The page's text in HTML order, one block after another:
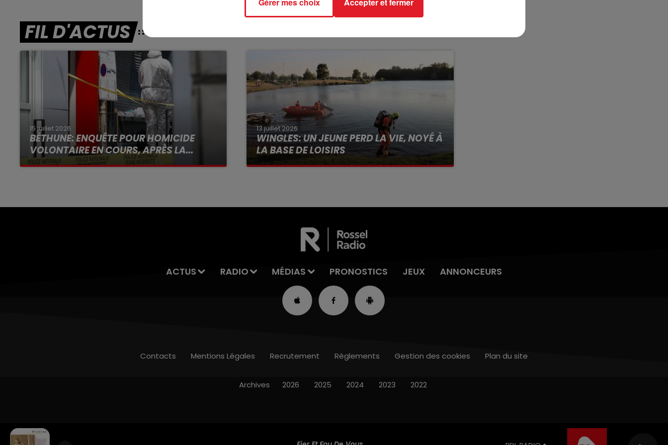
FIL D'ACTUS
15 juillet 2026
BÉTHUNE: ENQUÊTE POUR HOMICIDE
VOLONTAIRE EN COURS, APRÈS LA...
Selon les premiers éléments, le logement
13 juillet 2026
WINGLES: UN JEUNE PERD LA VIE, NOYÉ À
LA BASE DE LOISIRS
La victime a coulé à pic
ACTUS RADIO MÉDIAS PRONOSTICS JEUX ANNONCEURS
Contacts Mentions Légales Recrutement Règlements Gestion des cookies Plan du site
Archives 2026 2025 2024 2023 2022